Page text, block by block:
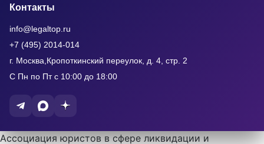
Контакты
info@legaltop.ru
+7 (495) 2014-014
г. Москва,Кропоткинский переулок, д. 4, стр. 2
С Пн по Пт с 10:00 до 18:00
Ассоциация юристов в сфере ликвидации и